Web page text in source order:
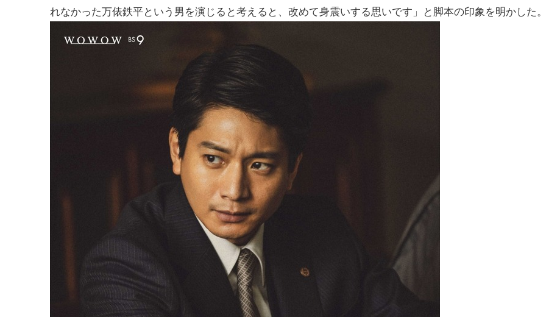
れなかった万俵鉄平という男を演じると考えると、改めて身震いする思いです」と脚本の印象を明かした。